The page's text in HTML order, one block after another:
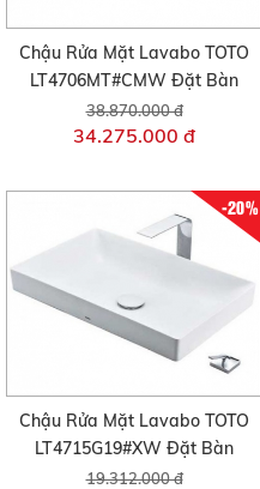
Chậu Rửa Mặt Lavabo TOTO
LT4706MT#CMW Đặt Bàn
38.870.000 đ
34.275.000 đ
-20%
Chậu Rửa Mặt Lavabo TOTO
LT4715G19#XW Đặt Bàn
19.312.000 đ